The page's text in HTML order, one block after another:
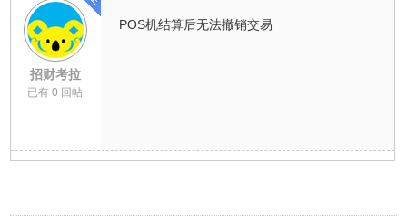
招财考拉
已有 0 回帖
POS机结算后无法撤销交易